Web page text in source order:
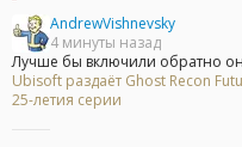
AndrewVishnevsky
4 минуты назад
Лучше бы включили обратно
Ubisoft раздаёт Ghost Recon
25-летия серии